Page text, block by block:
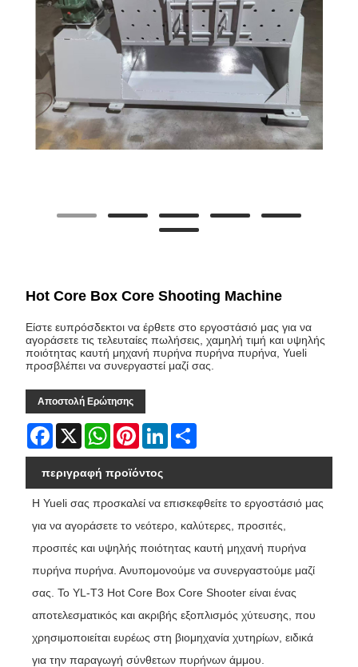
Hot Core Box Core Shooting Machine
Είστε ευπρόσδεκτοι να έρθετε στο εργοστάσιό μας για να
αγοράσετε τις τελευταίες πωλήσεις, χαμηλή τιμή και υψηλής
ποιότητας καυτή μηχανή πυρήνα πυρήνα πυρήνα, Yueli
προσβλέπει να συνεργαστεί μαζί σας.
Αποστολή Ερώτησης
Facebook
X WhatsAppPinterestLinkedIn
περιγραφή προϊόντος
Η Yueli σας προσκαλεί να επισκεφθείτε το εργοστάσιό μας
για να αγοράσετε το νεότερο, καλύτερες, προσιτές,
προσιτές και υψηλής ποιότητας καυτή μηχανή πυρήνα
πυρήνα πυρήνα. Ανυπομονούμε να συνεργαστούμε μαζί
σας. Το YL-T3 Hot Core Box Core Shooter είναι ένας
αποτελεσματικός και ακριβής εξοπλισμός χύτευσης, που
χρησιμοποιείται ευρέως στη βιομηχανία χυτηρίων, ειδικά
για την παραγωγή σύνθετων πυρήνων άμμου.